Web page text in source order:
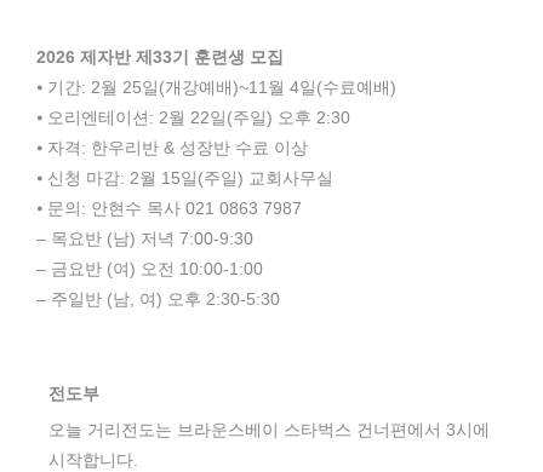
2026 제자반 제33기 훈련생 모집
⦁ 기간: 2월 25일(개강예배)~11월 4일(수료예배)
⦁ 오리엔테이션: 2월 22일(주일) 오후 2:30
⦁ 자격: 한우리반 & 성장반 수료 이상
⦁ 신청 마감: 2월 15일(주일) 교회사무실
⦁ 문의: 안현수 목사 021 0863 7987
– 목요반 (남) 저녁 7:00-9:30
– 금요반 (여) 오전 10:00-1:00
– 주일반 (남, 여) 오후 2:30-5:30
전도부
오늘 거리전도는 브라운스베이 스타벅스 건너편에서 3시에
시작합니다.